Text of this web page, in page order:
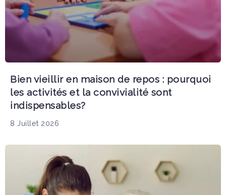
Bien vieillir en maison de repos : pourquoi
les activités et la convivialité sont
indispensables?
8 Juillet 2026